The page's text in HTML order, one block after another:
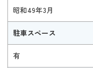
昭和49年3月
駐車スペース
有